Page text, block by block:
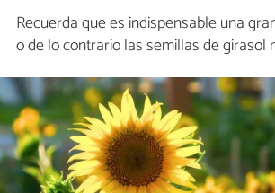
Recuerda que es indispensable una
o de lo contrario las semillas de girasol